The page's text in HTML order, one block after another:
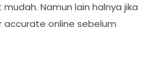
Namun lain halnya jika
accurate online sebelum